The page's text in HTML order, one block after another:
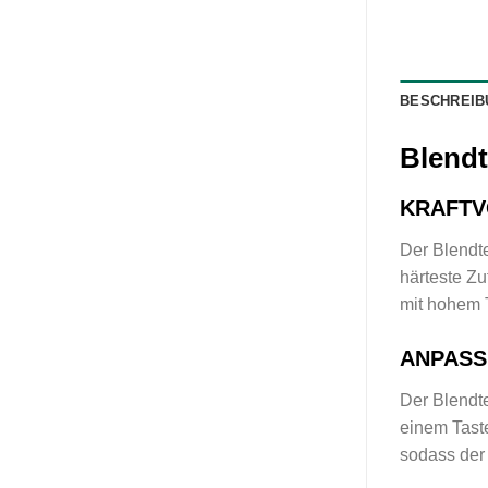
Der
härteste
mit hohem
Der
einem
sodass